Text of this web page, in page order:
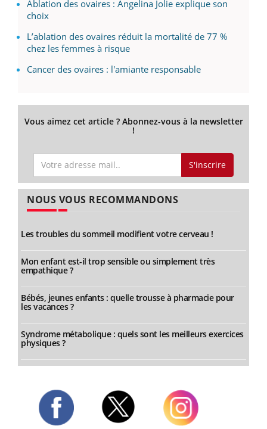
Ablation des ovaires : Angelina Jolie explique son
choix
L’ablation des ovaires réduit la mortalité de 77 %
chez les femmes à risque
Cancer des ovaires : l'amiante responsable
Vous aimez cet article ? Abonnez-vous à la newsletter
!
S'inscrire
NOUS VOUS RECOMMANDONS
Les troubles du sommeil modifient votre cerveau !
Mon enfant est-il trop sensible ou simplement très
empathique ?
Bébés, jeunes enfants : quelle trousse à pharmacie pour
les vacances ?
Syndrome métabolique : quels sont les meilleurs exercices
physiques ?